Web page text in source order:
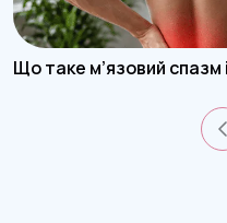
Що таке м’язовий спазм